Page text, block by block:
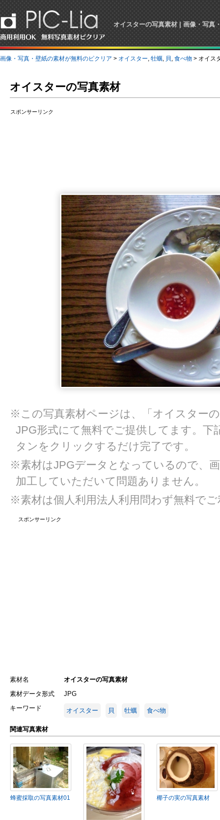
オイスターの写真素材 | 画像・写真
画像・写真・壁紙の素材が無料のピクリア > オイスター, 牡蠣, 貝, 食べ物 > オイス
オイスターの写真素材
スポンサーリンク
※この写真素材ページは、「オイスター
JPG形式にて無料でご提供してます。下
タンをクリックするだけ完了です。
※素材はJPGデータとなっているので、
加工していただいて問題ありません。
※素材は個人利用法人利用問わず無料で
スポンサーリンク
素材名
オイスターの写真素材
素材データ形式
JPG
キーワード
オイスター 貝 牡蠣 食べ物
関連写真素材
蜂蜜採取の写真素材01 椰子の実の写真素材